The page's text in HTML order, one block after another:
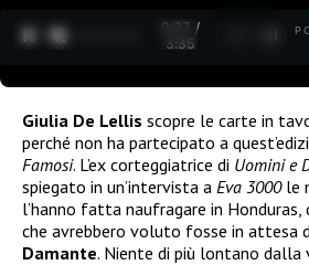
0:27 /
3:35
Giulia De Lellis scopre le carte in
perché non ha partecipato a
Famosi. L’ex corteggiatrice di Uomini e
spiegato in un’intervista a Eva 3000le
l’hanno fatta naufragare in Honduras,
che avrebbero voluto fosse in attesa
Damante. Niente di più lontano dalla